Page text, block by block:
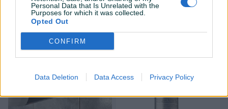
Personal Data that Is Unrelated with the
Purposes for which it was collected.
Opted Out
CONFIRM
Data Deletion Data Access Privacy Policy
Na upit
prije dan
19 KM